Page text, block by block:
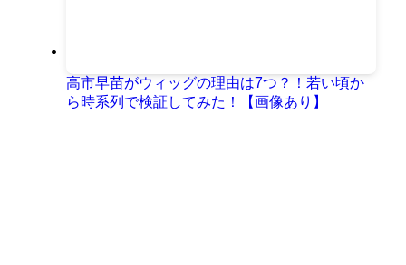
高市早苗がウィッグの理由は7つ？！若い頃か
ら時系列で検証してみた！【画像あり】